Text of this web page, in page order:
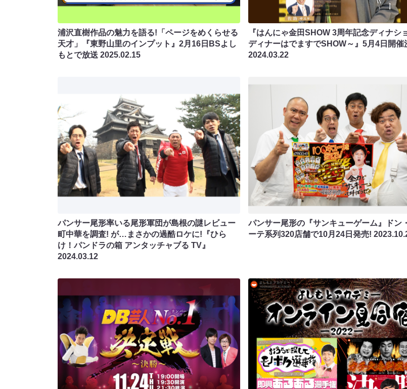
浦沢直樹作品の魅力を語る!「ページをめくらせる
天才」『東野山里のインプット』2月16日BSよし
もとで放送 2025.02.15
『はんにゃ金田SHOW 3周年記念ディナシ
ディナーはでますでSHOW～』5月4日開催
2024.03.22
パンサー尾形率いる尾形軍団が島根の謎レビュー
町中華を調査! が…まさかの過酷ロケに!『ひら
け！パンドラの箱 アンタッチャブる TV』
2024.03.12
パンサー尾形の『サンキューゲーム』ドン
ーテ系列320店舗で10月24日発売!